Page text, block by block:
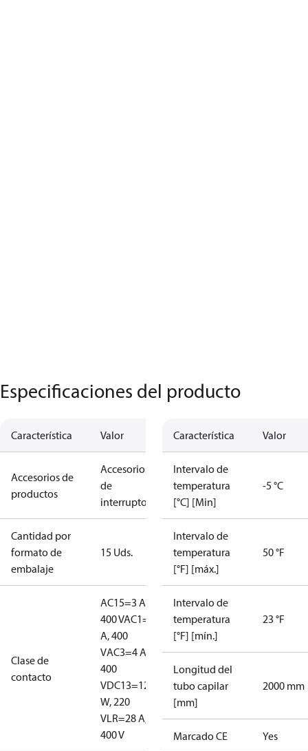
Especificaciones del producto
Característica Valor
Accesorios de
productos
Accesorios
de
interruptores
Cantidad por
formato de
embalaje
15 Uds.
Clase de
contacto
AC15=3 A,
400 VAC1=10
A, 400
VAC3=4 A,
400
VDC13=12
W, 220
VLR=28 A,
400 V
Característica Valor
Intervalo de
temperatura
[°C] [Min]
-5 °C
Intervalo de
temperatura
[°F] [máx.]
50 °F
Intervalo de
temperatura
[°F] [mín.]
23 °F
Longitud del
tubo capilar
[mm]
2000 mm
Marcado CE Yes